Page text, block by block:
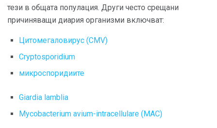
тези в общата популация. Други често срещани
причиняващи диария организми включват:
Цитомегаловирус (CMV)
Cryptosporidium
микроспоридиите
Giardia lamblia
Mycobacterium avium-intracellulare (МАС)